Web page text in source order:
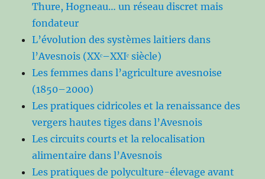
Thure, Hogneau… un réseau discret mais
fondateur
L’évolution des systèmes laitiers dans
l’Avesnois (XXᵉ–XXIᵉ siècle)
Les femmes dans l’agriculture avesnoise
(1850–2000)
Les pratiques cidricoles et la renaissance des
vergers hautes tiges dans l’Avesnois
Les circuits courts et la relocalisation
alimentaire dans l’Avesnois
Les pratiques de polyculture-élevage avant